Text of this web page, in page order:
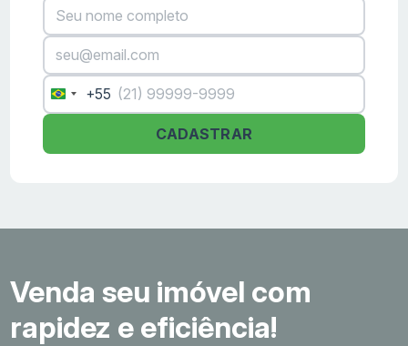
Brazil
+55
+55
CADASTRAR
Venda seu imóvel com
rapidez e eficiência!